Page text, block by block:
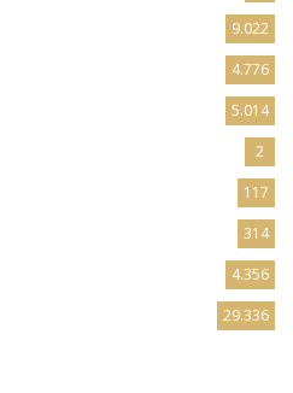
9.022
4.776
5.014
2
117
314
4.356
29.336